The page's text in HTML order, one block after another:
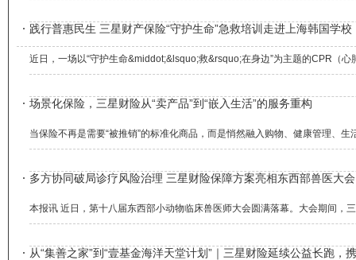
践行普惠民生 三星财产保险“守护生命”急救培训走进上海韩国学校
近日，一场以“守护生命&middot;&lsquo;救&rsquo;在身边”为主题的CPR（
场景化保险，三星财险从“卖产品”到“嵌入生活”的服务重构
当保险不再是需要“被推销”的标准化商品，而是悄然融入购物、健康管理、
多方协同破局诊疗风险治理 三星财险保障方案亮相东西部兽医大会
本报讯 近日，第十八届东西部小动物临床兽医师大会圆满落幕。大会期间，
从“集善之家”到“壹基金海洋天堂计划”｜三星财险延续公益长跑，